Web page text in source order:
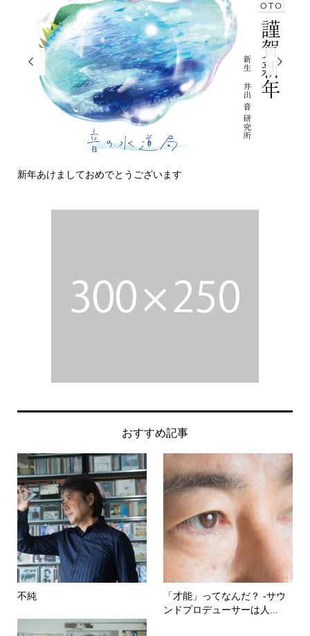

けましておめでとうございます

おすすめ記事
不純
「才能」ってなんだ？ -サウ
ンドプロデューサーは人...